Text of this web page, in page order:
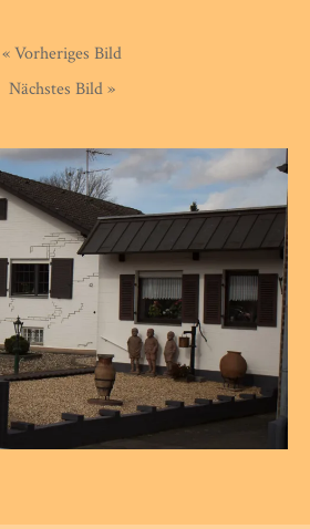
« Vorheriges Bild
Nächstes Bild »